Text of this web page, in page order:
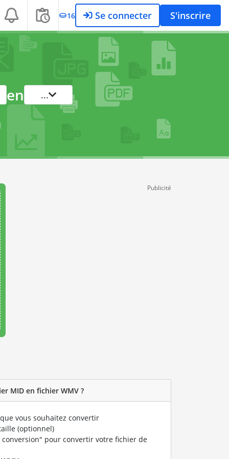
16 Se connecter S'inscrire
en ...
Publicité
MID en fichier WMV ?
que vous souhaitez convertir
(optionnel)
pour convertir votre fichier de